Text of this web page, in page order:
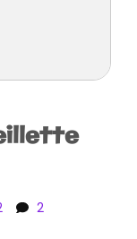
2